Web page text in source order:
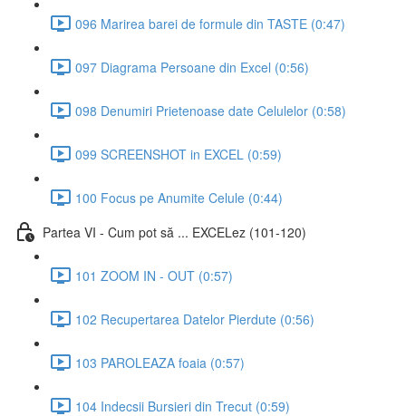
096 Marirea barei de formule din TASTE (0:47)
097 Diagrama Persoane din Excel (0:56)
098 Denumiri Prietenoase date Celulelor (0:58)
099 SCREENSHOT in EXCEL (0:59)
100 Focus pe Anumite Celule (0:44)
Partea VI - Cum pot să ... EXCELez (101-120)
101 ZOOM IN - OUT (0:57)
102 Recupertarea Datelor Pierdute (0:56)
103 PAROLEAZA foaia (0:57)
104 Indecsii Bursieri din Trecut (0:59)